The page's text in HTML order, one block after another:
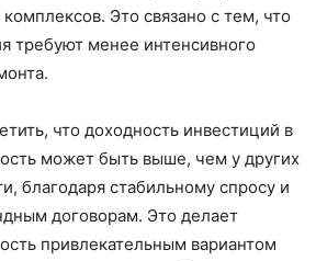
Это связано с тем, что
требуют менее интенсивного
что доходность инвестиций в
может быть выше, чем у других
благодаря стабильному спросу и
договорам. Это делает
привлекательным вариантом